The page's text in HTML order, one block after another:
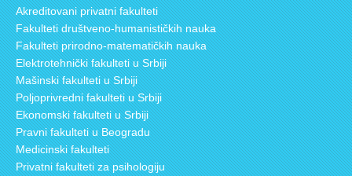
Akreditovani privatni fakulteti
Fakulteti društveno-humanističkih nauka
Fakulteti prirodno-matematičkih nauka
Elektrotehnički fakulteti u Srbiji
Mašinski fakulteti u Srbiji
Poljoprivredni fakulteti u Srbiji
Ekonomski fakulteti u Srbiji
Pravni fakulteti u Beogradu
Medicinski fakulteti
Privatni fakulteti za psihologiju